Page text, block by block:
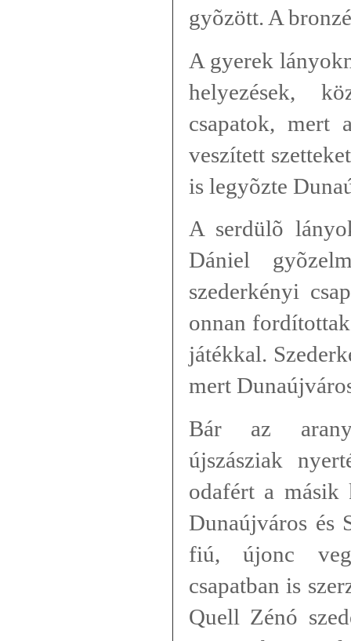
gyõzött. A
A gyerek
helyezések,
csapatok, mert
veszített
is legyõzte
A serdülõ
Dániel
szederkényi
onnan
játékkal.
mert
Bár az
újszásziak
odafért a másik
Dunaújváros és
fiú, újonc
csapatban is
Quell Zénó